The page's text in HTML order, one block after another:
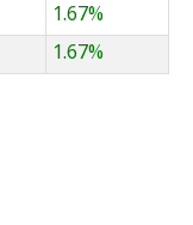
1.67%
1.67%